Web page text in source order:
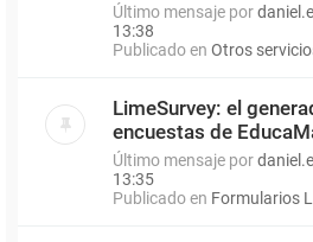
Último mensaje por
13:38
Publicado en Otros
LimeSurvey: el
encuestas de
Último mensaje por
13:35
Publicado en Formularios